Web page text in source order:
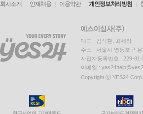
회사소개 인재채용 이용약관 개인정보처리방침
대표 : 김석환, 최세라
주소 : 서울시 영등포구
사업자등록번호 : 229-
이메일 :
Copyright ⓒ YES24